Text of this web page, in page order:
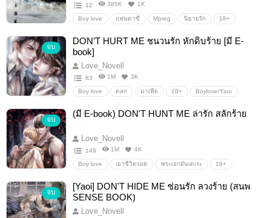
12 385K 1K
Boy love แฟนตาซี Mpreg นิยายรัก 18+
จบ
DON’T HURT ME ชนวนรัก หักดิบร้าย [มี E-
book]
Love_Novell
83 1M 3K
Boy love ตลก มาเฟีย 18+ Boylove/Yaoi
จบ
(มี E-book) DON'T HUNT ME ล่ารัก สลักร้าย
Love_Novell
149 1M 4K
Boy love เอาชีวิตรอด พระเอกยันเดเระ 18+
จบ
[Yaoi] DON'T HIDE ME ซ่อนรัก ลวงร้าย (สนพ
SENSE BOOK)
Love_Novell